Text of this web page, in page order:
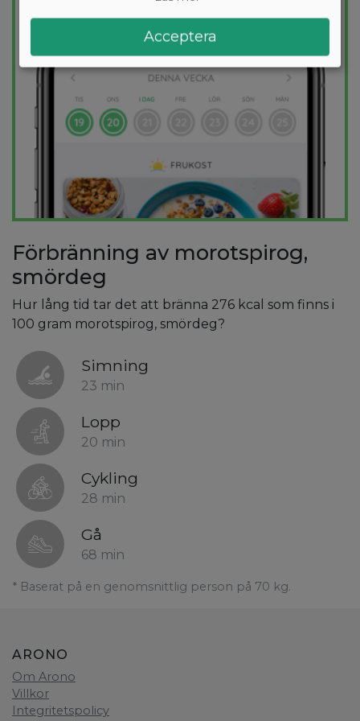
Förbränning av morotspirog,
smördeg
Hur lång tid tar det att bränna 276 kcal som finns i
100 gram morotspirog, smördeg?
Simning
23 min
Lopp
20 min
Cykling
28 min
Gå
68 min
* Baserat på en genomsnittlig person på 70 kg.
ARONO
Om Arono
Villkor
Integritetspolicy
Acceptera